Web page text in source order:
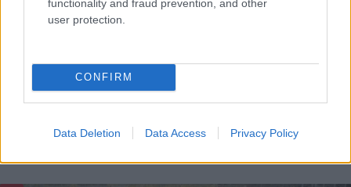
functionality and fraud prevention, and other
user protection.
CONFIRM
Data Deletion Data Access Privacy Policy